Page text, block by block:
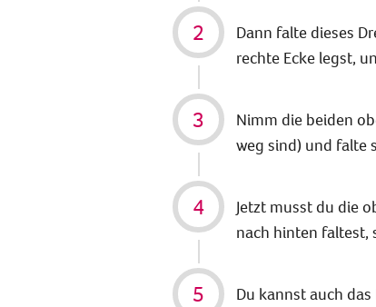
Dann falte dieses
rechte Ecke legst,
Nimm die beiden
weg sind) und falte
Jetzt musst du die
nach hinten faltest,
Du kannst auch